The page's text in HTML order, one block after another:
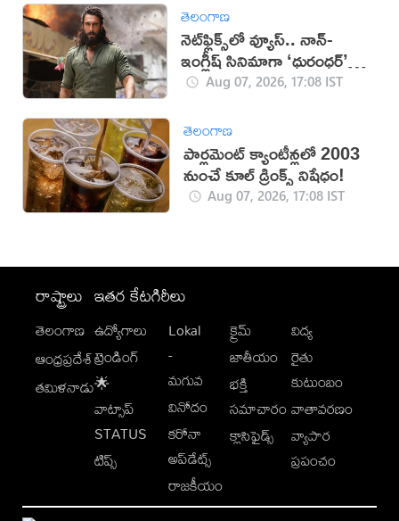
తెలంగాణ
నెట్‌ఫ్లిక్స్‌లో వ్యూస్.. నాన్-
ఇంగ్లీష్ సినిమాగా ‘ధురంధర్’
రికార్డుAug 07, 2026, 17:08 IST
తెలంగాణ
పార్లమెంట్ క్యాంటీన్లలో 2003
నుంచే కూల్ డ్రింక్స్ నిషేధం!
Aug 07, 2026, 17:08 IST
రాష్ట్రాలు
తెలంగాణ
ఆంధ్రప్రదేశ్
తమిళనాడు
ఇతర కేటగిరీలు
ఉద్యోగాలు
ట్రెండింగ్
🌟
వాట్సాప్
STATUS
టిప్స్
Lokal
-
మగువ
వినోదం
కరోనా
అప్‌డేట్స్
రాజకీయం
క్రైమ్
జాతీయం
భక్తి
సమాచారం
క్లాసిఫైడ్స్
విద్య
రైతు
కుటుంబం
వాతావరణం
వ్యాపార
ప్రపంచం